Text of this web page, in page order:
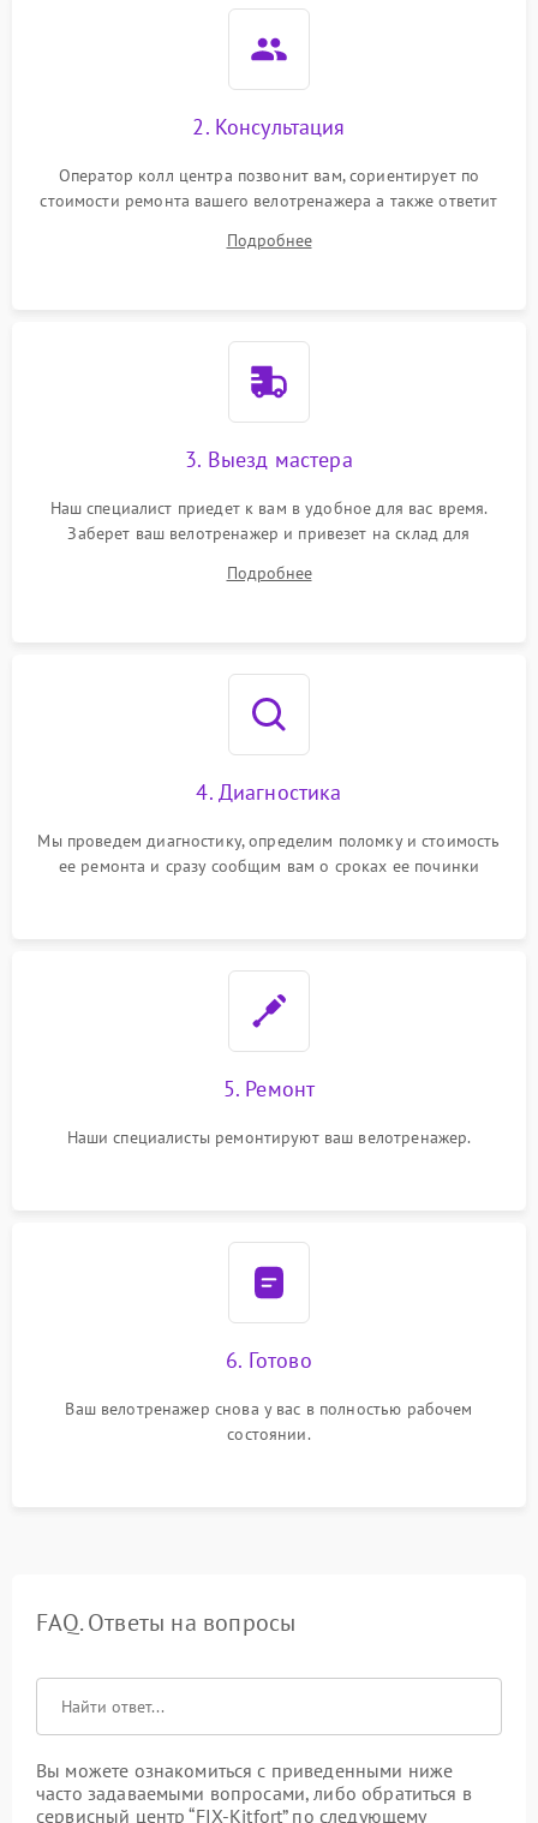
2. Консультация
Оператор колл центра позвонит вам, сориентирует по
стоимости ремонта вашего велотренажера а также ответит
Подробнее
3. Выезд мастера
Наш специалист приедет к вам в удобное для вас время.
Заберет ваш велотренажер и привезет на склад для
Подробнее
4. Диагностика
Мы проведем диагностику, определим поломку и стоимость
ее ремонта и сразу сообщим вам о сроках ее починки
5. Ремонт
Наши специалисты ремонтируют ваш велотренажер.
6. Готово
Ваш велотренажер снова у вас в полностью рабочем
состоянии.
FAQ. Ответы на вопросы
Вы можете ознакомиться с приведенными ниже
часто задаваемыми вопросами, либо обратиться в
сервисный центр “FIX-Kitfort” по следующему